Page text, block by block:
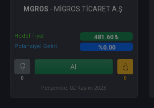
MGROS - MİGROS TİCARET A.Ş.
Hedef Fiyat 481.60 ₺
Potansiyel Getiri %0.00
0
Al
0
Perşembe, 02 Kasım 2023